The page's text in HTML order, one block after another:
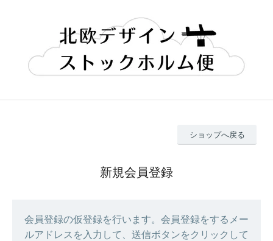
ショップへ戻る
新規会員登録
会員登録の仮登録を行います。会員登録をするメー
ルアドレスを入力して、送信ボタンをクリックして